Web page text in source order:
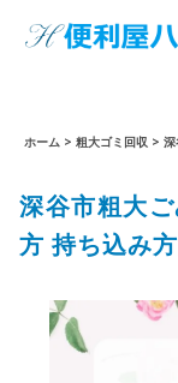
ホーム > 粗大ゴミ回収 >
深谷市粗大
方 持ち込み